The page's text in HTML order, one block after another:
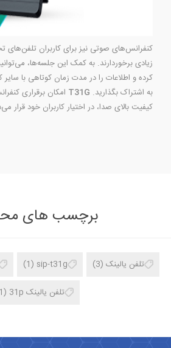
کنفرانس‌های صوتی نیز برای کاربران
زیادی برخوردارند. به کمک این جلسه‌ها،
کرده و اطلاعات را در مدت زمان کوتاهی با سایر
به اشتراک بگذارید. T31G
کیفیت بالای صدا، در اختیار کاربران خود قرار
برچسب های
تلفن یالینک (3)
sip-t31g
(1)
تلفن یالینک 31p (1)